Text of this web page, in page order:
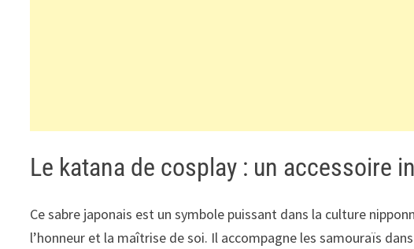
Le katana de cosplay : un accessoire
Ce sabre japonais est un symbole puissant dans la culture
l’honneur et la maîtrise de soi. Il accompagne les samouraïs